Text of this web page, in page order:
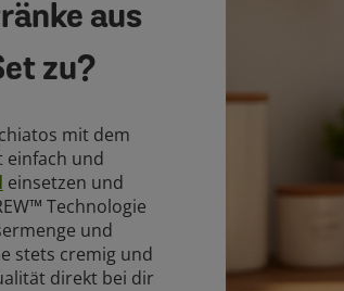
aus
zu?
mit dem
einfach und
einsetzen und
Technologie
und
stets cremig und
direkt bei dir